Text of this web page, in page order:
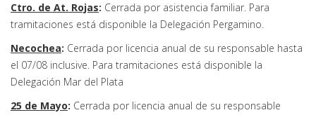
Ctro. de At. Rojas: Cerrada por asistencia familiar. Para
tramitaciones está disponible la Delegación Pergamino.
Necochea: Cerrada por licencia anual de su responsable hasta
el 07/08 inclusive. Para tramitaciones está disponible la
Delegación Mar del Plata
25 de Mayo: Cerrada por licencia anual de su responsable